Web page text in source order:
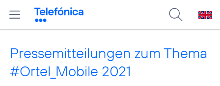
Pressemitteilungen zum Thema
#Ortel_Mobile 2021